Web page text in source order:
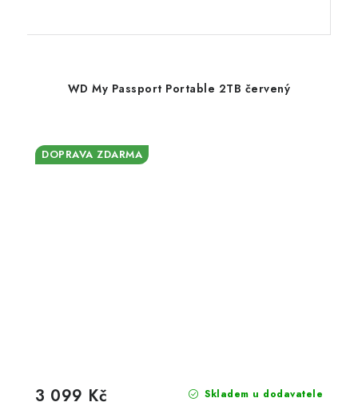
WD My Passport Portable 2TB červený
DOPRAVA ZDARMA
Skladem u dodavatele
3 099 Kč